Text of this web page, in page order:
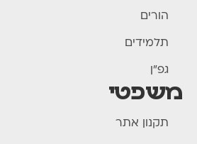
הורים
תלמידים
גפ"ן
משפטי
תקנון אתר